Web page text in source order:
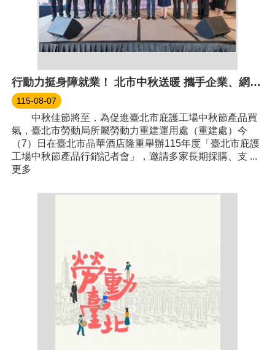
行動力挺身障就業！ 北市中秋送暖 攜手企業、網紅推廣庇護工場好禮
115-08-07
中秋佳節將至，為促進臺北市庇護工場中秋節產品買
氣，臺北市勞動局所屬勞動力重建運用處（重建處）今
（7）日在臺北市晶華酒店隆重舉辦115年度「臺北市庇護
工場中秋節產品行銷記者會」，邀請多家長期採購、支 ...
更多